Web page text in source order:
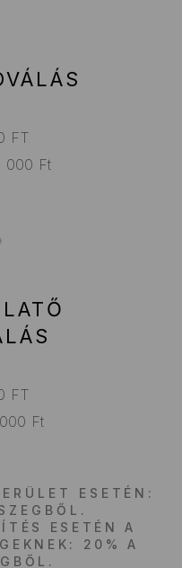
FT
000 Ft
FT
Ft
ESETÉN:
ESETÉN A
20% A